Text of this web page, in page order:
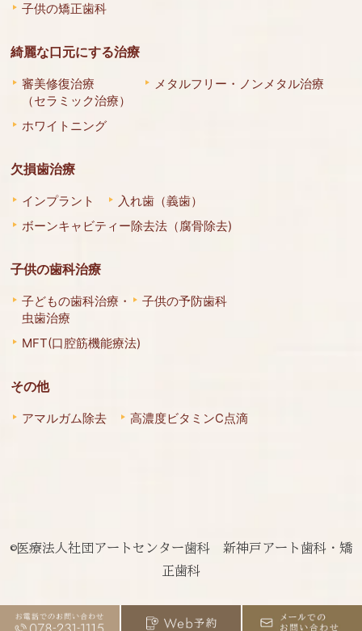
子供の矯正歯科
綺麗な口元にする治療
審美修復治療
（セラミック治療）
メタルフリー・ノンメタル治療
ホワイトニング
欠損歯治療
インプラント
入れ歯（義歯）
ボーンキャビティー除去法（腐骨除去)
子供の歯科治療
子どもの歯科治療・
虫歯治療
子供の予防歯科
MFT(口腔筋機能療法)
その他
アマルガム除去 高濃度ビタミンC点滴
©医療法人社団アートセンター歯科 新神戸アート歯科・矯
正歯科